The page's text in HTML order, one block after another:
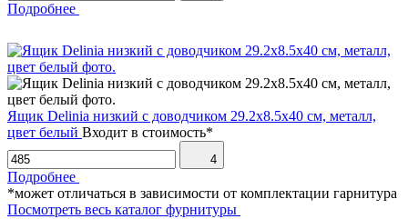
Подробнее
Ящик Delinia низкий с доводчиком 29.2х8.5х40 см, металл,
цвет белый Входит в стоимость*
4
Подробнее
*может отличаться в зависимости от комплектации гарнитура
Посмотреть весь каталог фурнитуры